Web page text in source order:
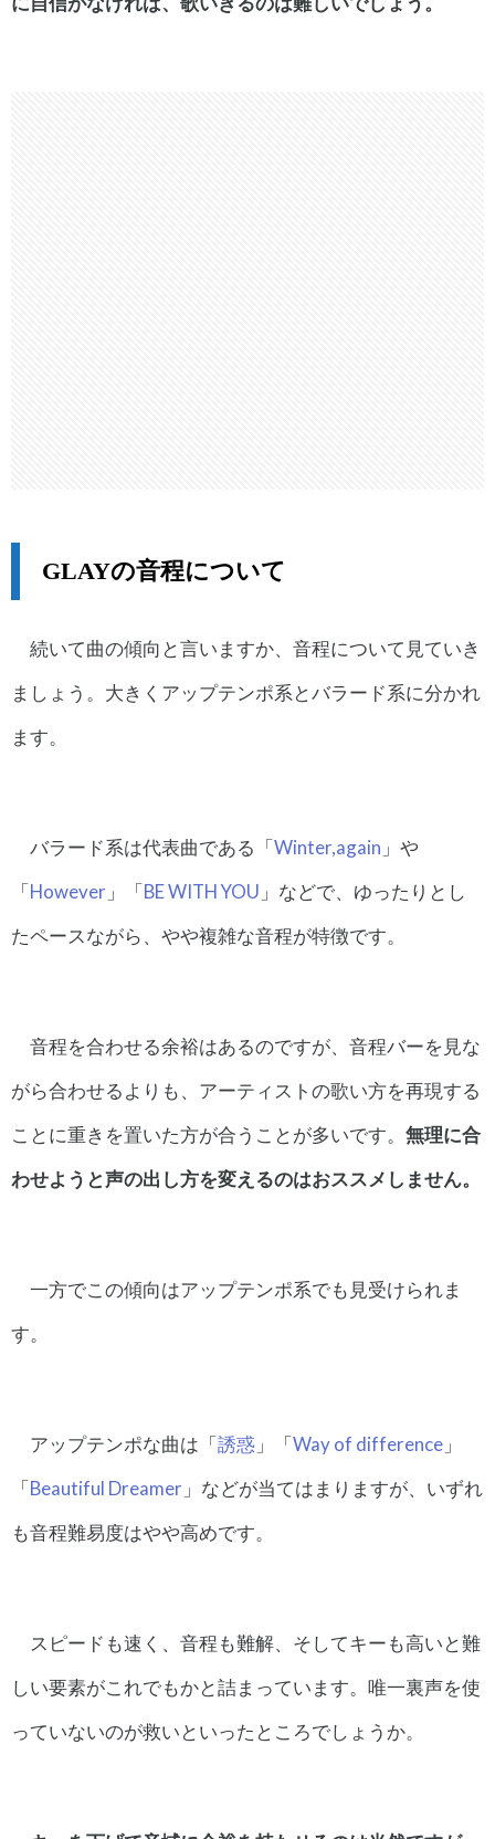
GLAYの音程について
続いて曲の傾向と言いますか、音程について見ていき
ましょう。大きくアップテンポ系とバラード系に分かれ
ます。
バラード系は代表曲である「Winter,again 」や
「However 」「BE WITH YOU 」などで、ゆったりとし
たペースながら、やや複雑な音程が特徴です。
音程を合わせる余裕はあるのですが、音程バーを見な
がら合わせるよりも、アーティストの歌い方を再現する
ことに重きを置いた方が合うことが多いです。 無理に合
わせようと声の出し方を変えるのはおススメしません。
一方でこの傾向はアップテンポ系でも見受けられま
す。
アップテンポな曲は「誘惑」「Way of difference」
「Beautiful Dreamer 」などが当てはまりますが、いずれ
も音程難易度はやや高めです。
スピードも速く、音程も難解、そしてキーも高いと難
しい要素がこれでもかと詰まっています。唯一裏声を使
っていないのが救いといったところでしょうか。